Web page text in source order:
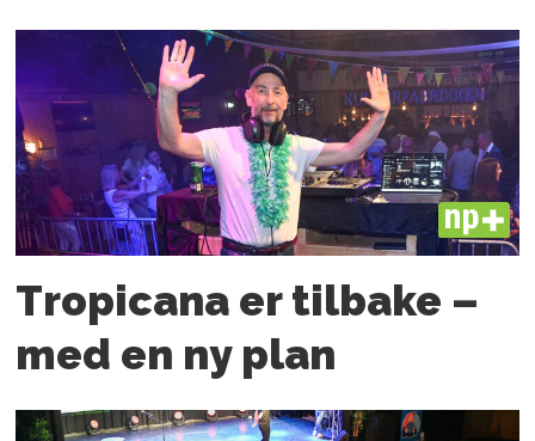
PLUS
Tropicana er tilbake –
med en ny plan